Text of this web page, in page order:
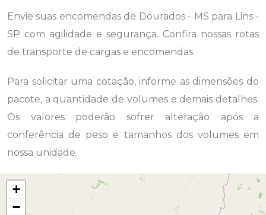
Envie suas encomendas de Dourados - MS para Lins -
SP com agilidade e segurança. Confira nossas rotas
de transporte de cargas e encomendas.
Para solicitar uma cotação, informe as dimensões do
pacote, a quantidade de volumes e demais detalhes.
Os valores poderão sofrer alteração após a
conferência de peso e tamanhos dos volumes em
nossa unidade.
+
−